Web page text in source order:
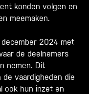
konden volgen en
meemaken.
2024 met
de deelnemers
nemen. Dit
vaardigheden die
ook hun inzet en